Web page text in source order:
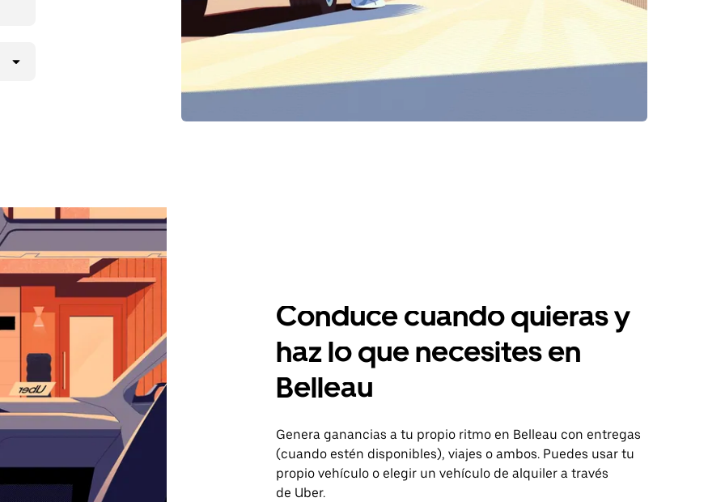
Conduce cuando quieras y
haz lo que necesites en
Belleau
Genera ganancias a tu propio ritmo en Belleau con entregas
(cuando estén disponibles), viajes o ambos. Puedes usar tu
propio vehículo o elegir un vehículo de alquiler a través
de Uber.